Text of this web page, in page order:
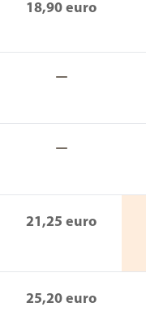
18,90 euro
21,25 euro
25,20 euro